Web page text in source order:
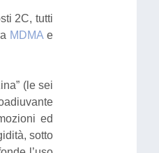
2C, tutti
MDMAe
(le sei
ed
sotto